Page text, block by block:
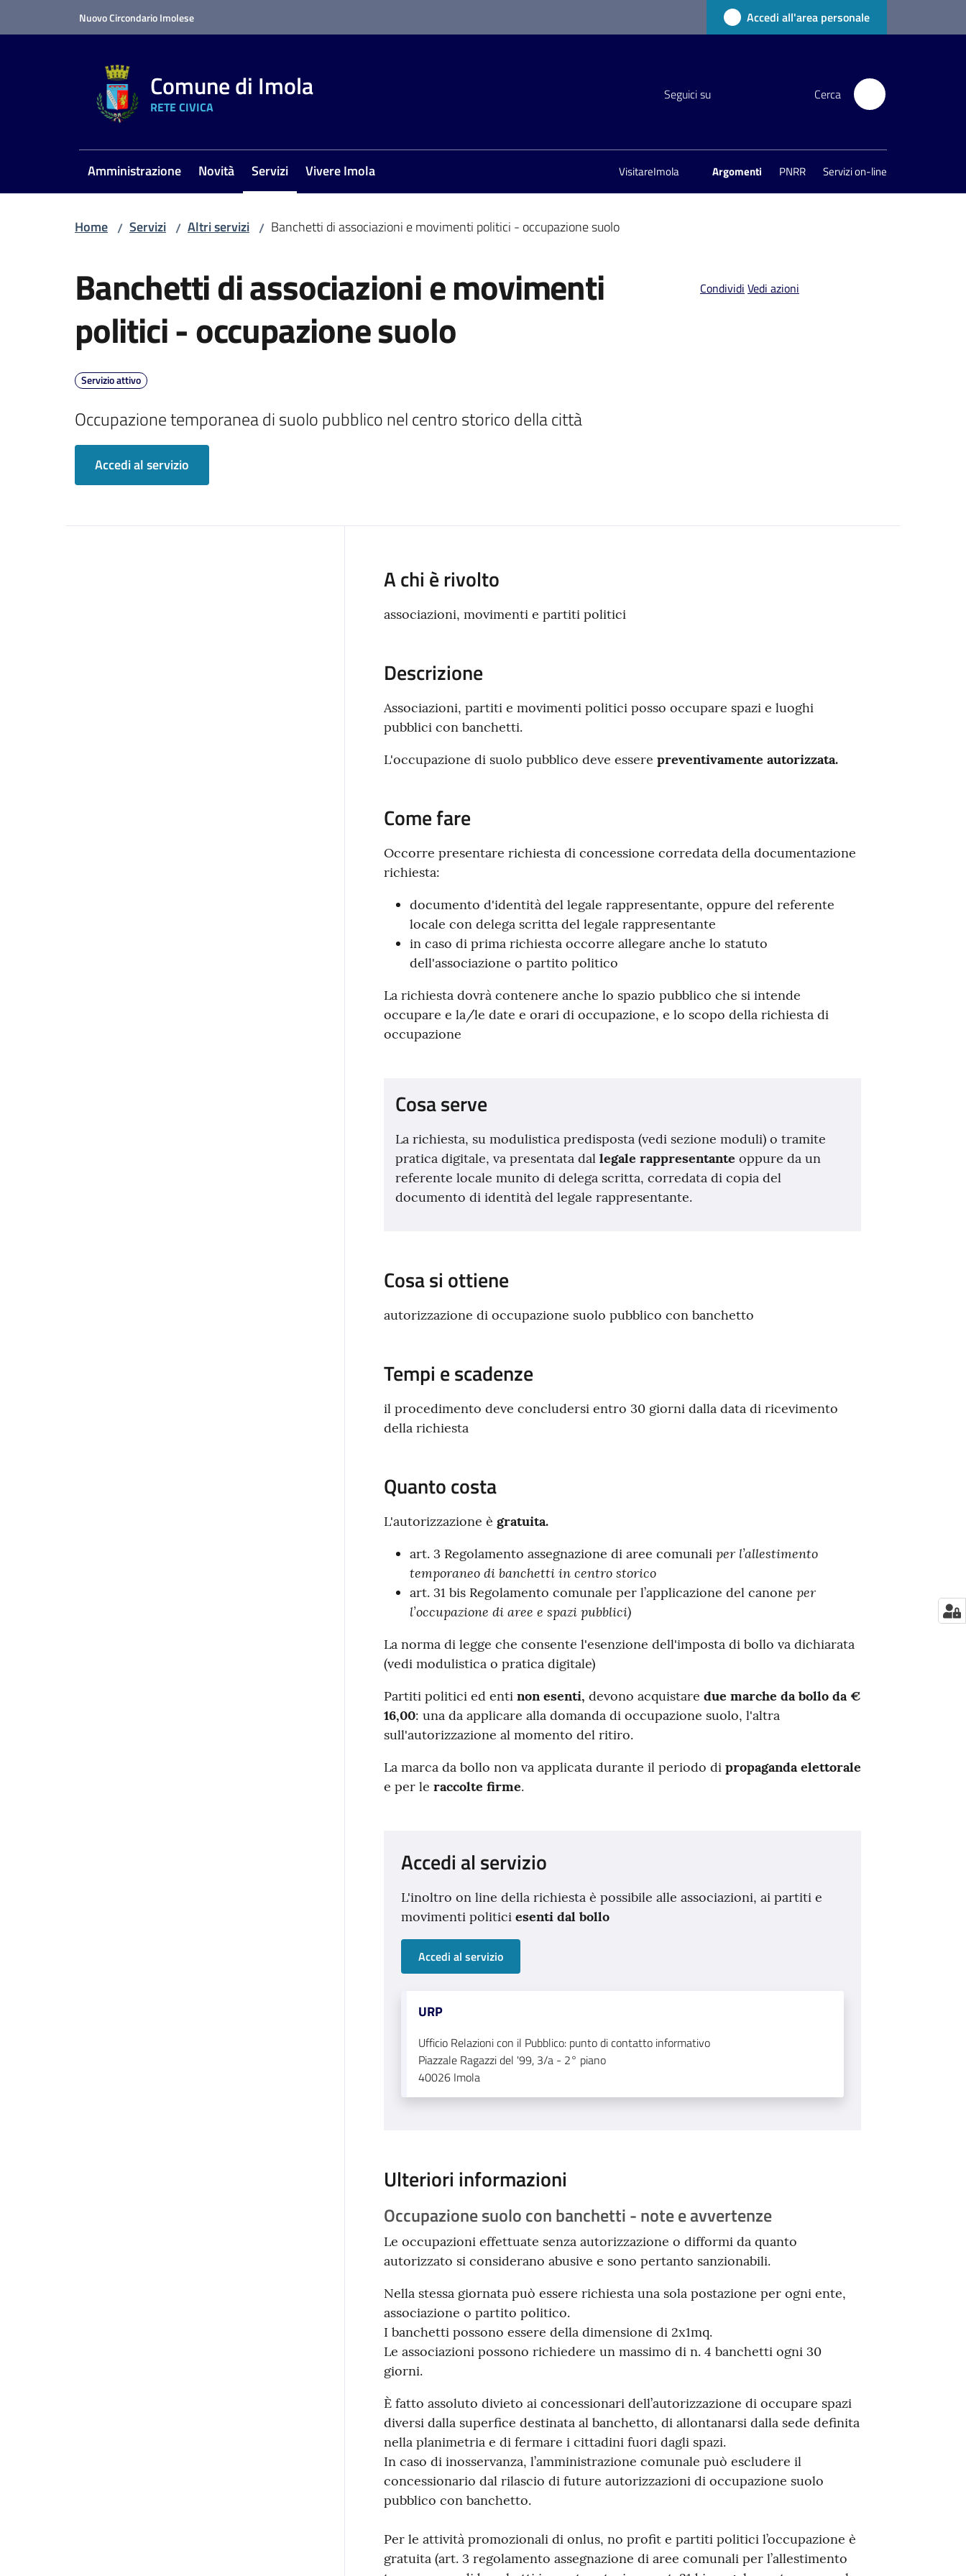
Nuovo Circondario Imolese Accedi all'area personale
Comune di Imola
RETE CIVICA
Seguici su Cerca
Amministrazione Novità Servizi
Menu selezionato
Vivere Imola VisitareImola Argomenti PNRR Servizi on-line
Home / Servizi / Altri servizi / Banchetti di associazioni e movimenti politici - occupazione suolo
Banchetti di associazioni e movimenti
politici - occupazione suolo
Servizio attivo
Occupazione temporanea di suolo pubblico nel centro storico della città
Accedi al servizio
Condividi Vedi azioni
A chi è rivolto
associazioni, movimenti e partiti politici
Descrizione
Associazioni, partiti e movimenti politici posso occupare spazi e luoghi
pubblici con banchetti.
L'occupazione di suolo pubblico deve essere preventivamente autorizzata.
Come fare
Occorre presentare richiesta di concessione corredata della documentazione
richiesta:
documento d'identità del legale rappresentante, oppure del referente
locale con delega scritta del legale rappresentante
in caso di prima richiesta occorre allegare anche lo statuto
dell'associazione o partito politico
La richiesta dovrà contenere anche lo spazio pubblico che si intende
occupare e la/le date e orari di occupazione, e lo scopo della richiesta di
occupazione
Cosa serve
La richiesta, su modulistica predisposta (vedi sezione moduli) o tramite
pratica digitale, va presentata dal legale rappresentante oppure da un
referente locale munito di delega scritta, corredata di copia del
documento di identità del legale rappresentante.
Cosa si ottiene
autorizzazione di occupazione suolo pubblico con banchetto
Tempi e scadenze
il procedimento deve concludersi entro 30 giorni dalla data di ricevimento
della richiesta
Quanto costa
L'autorizzazione è gratuita.
art. 3 Regolamento assegnazione di aree comunali per l’allestimento
temporaneo di banchetti in centro storico
art. 31 bis Regolamento comunale per l’applicazione del canone per
l’occupazione di aree e spazi pubblici)
La norma di legge che consente l'esenzione dell'imposta di bollo va dichiarata
(vedi modulistica o pratica digitale)
Partiti politici ed enti non esenti, devono acquistare due marche da bollo da €
16,00: una da applicare alla domanda di occupazione suolo, l'altra
sull'autorizzazione al momento del ritiro.
La marca da bollo non va applicata durante il periodo di propaganda elettorale
e per le raccolte firme.
Accedi al servizio
L'inoltro on line della richiesta è possibile alle associazioni, ai partiti e
movimenti politici esenti dal bollo
Accedi al servizio
URP
Ufficio Relazioni con il Pubblico: punto di contatto informativo
Piazzale Ragazzi del '99, 3/a - 2° piano
40026 Imola
Ulteriori informazioni
Occupazione suolo con banchetti - note e avvertenze
Le occupazioni effettuate senza autorizzazione o difformi da quanto
autorizzato si considerano abusive e sono pertanto sanzionabili.
Nella stessa giornata può essere richiesta una sola postazione per ogni ente,
associazione o partito politico.
I banchetti possono essere della dimensione di 2x1mq.
Le associazioni possono richiedere un massimo di n. 4 banchetti ogni 30
giorni.
È fatto assoluto divieto ai concessionari dell’autorizzazione di occupare spazi
diversi dalla superfice destinata al banchetto, di allontanarsi dalla sede definita
nella planimetria e di fermare i cittadini fuori dagli spazi.
In caso di inosservanza, l’amministrazione comunale può escludere il
concessionario dal rilascio di future autorizzazioni di occupazione suolo
pubblico con banchetto.
Per le attività promozionali di onlus, no profit e partiti politici l’occupazione è
gratuita (art. 3 regolamento assegnazione di aree comunali per l’allestimento